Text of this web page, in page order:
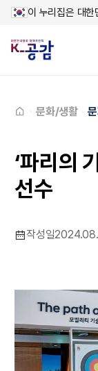
이 누리집은 대
문화/생활
‘파리의
선수
작성일